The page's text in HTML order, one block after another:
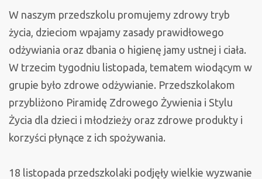
u
Zajączków
W naszym przedszkolu promujemy zdrowy tryb
życia, dzieciom wpajamy zasady prawidłowego
odżywiania oraz dbania o higienę jamy ustnej i ciała.
W trzecim tygodniu listopada, tematem wiodącym w
grupie było zdrowe odżywianie. Przedszkolakom
przybliżono Piramidę Zdrowego Żywienia i Stylu
Życia dla dzieci i młodzieży oraz zdrowe produkty i
korzyści płynące z ich spożywania.
18 listopada przedszkolaki podjęły wielkie wyzwanie